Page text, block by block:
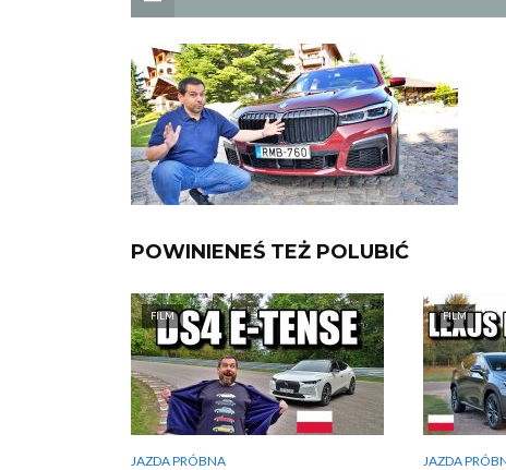
POWINIENEŚ TEŻ POLUBIĆ
FILM
JAZDA PRÓBNA
FILM
JAZDA